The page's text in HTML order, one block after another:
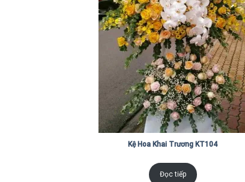
Kệ Hoa Khai Trương KT104
Đọc tiếp